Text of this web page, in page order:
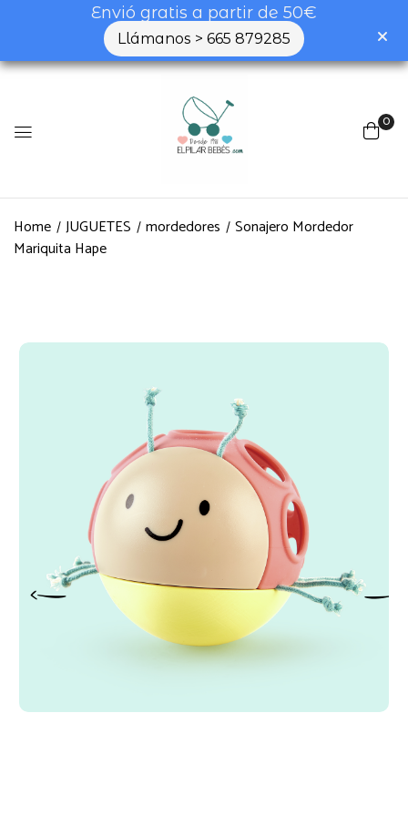
Envió gratis a partir de 50€
Llámanos > 665 879285
0
Home JUGUETES mordedores
Sonajero Mordedor
Mariquita Hape